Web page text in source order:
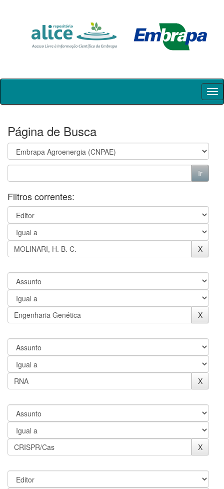
Skip
Página de Busca
Filtros correntes: